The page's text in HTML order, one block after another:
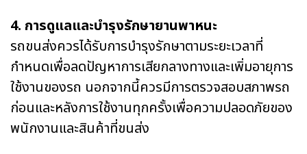
4. การดูแลและบำรุงรักษายานพาหนะ
รถขนส่งควรได้รับการบำรุงรักษาตามระยะเวลาที่
กำหนดเพื่อลดปัญหาการเสียกลางทางและเพิ่มอายุการ
ใช้งานของรถ นอกจากนี้ควรมีการตรวจสอบสภาพรถ
ก่อนและหลังการใช้งานทุกครั้งเพื่อความปลอดภัยของ
พนักงานและสินค้าที่ขนส่ง